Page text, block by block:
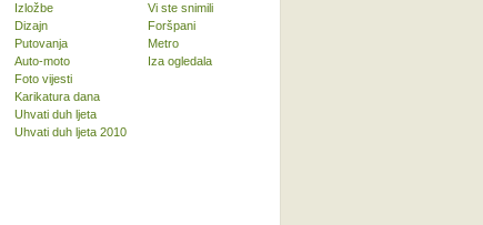
Izložbe
Dizajn
Putovanja
Auto-moto
Foto vijesti
Karikatura dana
Uhvati duh ljeta
Uhvati duh ljeta 2010
Vi ste snimili
Foršpani
Metro
Iza ogledala